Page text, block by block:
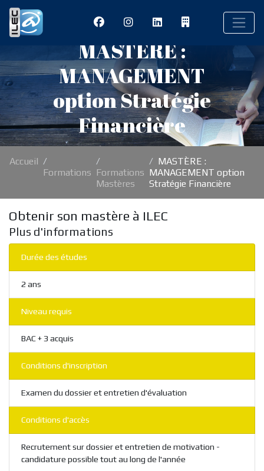
MASTÈRE :
MANAGEMENT
option Stratégie
Financière
Accueil
Formations Formations
Mastères
MASTÈRE :
MANAGEMENT option
Stratégie Financière
Obtenir son mastère à ILEC
Plus d'informations
Durée des études
2 ans
Niveau requis
BAC + 3 acquis
Conditions d'inscription
Examen du dossier et entretien d'évaluation
Conditions d'accès
Recrutement sur dossier et entretien de motivation -
candidature possible tout au long de l'année